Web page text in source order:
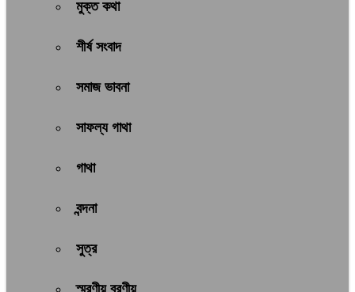
মুক্ত কথা
শীর্ষ সংবাদ
সমাজ ভাবনা
সাফল্য গাথা
গাথা
বন্দনা
সুত্র
স্মরণীয় বরণীয়